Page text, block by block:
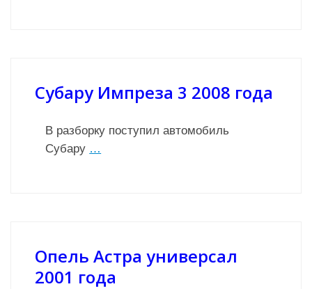
Субару Импреза 3 2008 года
В разборку поступил автомобиль
Субару …
Опель Астра универсал
2001 года